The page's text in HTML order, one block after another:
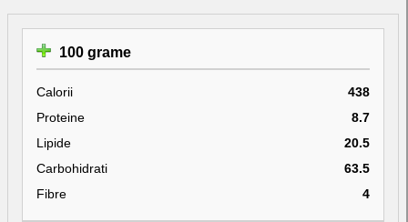
100 grame
Calorii
438
Proteine
8.7
Lipide
20.5
Carbohidrati
63.5
Fibre
4